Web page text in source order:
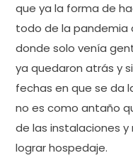
que ya la forma de
todo de la pandemia
donde solo venía
ya quedaron atrás y
fechas en que se da
no es como antaño
de las instalaciones
lograr hospedaje.